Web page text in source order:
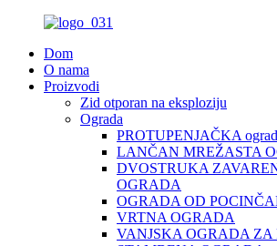
Dom
O nama
Proizvodi
Zid otporan na eksploziju
Ograda
PROTUPENJAČKA
LANČAN MREŽASTA
DVOSTRUKA
OGRADA
OGRADA OD
VRTNA OGRADA
VANJSKA OGRADA ZA